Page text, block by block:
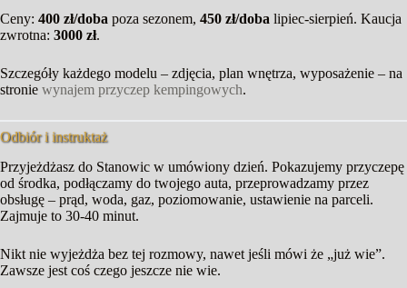
Ceny: 400 zł/doba poza sezonem, 450 zł/doba lipiec-sierpień. Kaucja
zwrotna: 3000 zł.
Szczegóły każdego modelu – zdjęcia, plan wnętrza, wyposażenie – na
stronie wynajem przyczep kempingowych.
Odbiór i instruktaż
Przyjeżdżasz do Stanowic w umówiony dzień. Pokazujemy przyczepę
od środka, podłączamy do twojego auta, przeprowadzamy przez
obsługę – prąd, woda, gaz, poziomowanie, ustawienie na parceli.
Zajmuje to 30-40 minut.
Nikt nie wyjeżdża bez tej rozmowy, nawet jeśli mówi że „już wie”.
Zawsze jest coś czego jeszcze nie wie.